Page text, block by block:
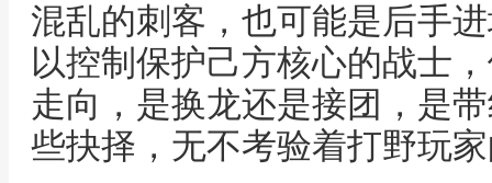
混乱的刺客，也可能是后手
以控制保护己方核心的战士
走向，是换龙还是接团，是
些抉择，无不考验着打野玩